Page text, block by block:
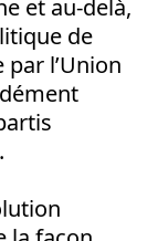
et au-delà,
de
l’Union